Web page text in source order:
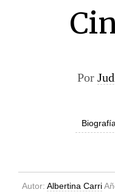
Por
Autor: Albertina Carri